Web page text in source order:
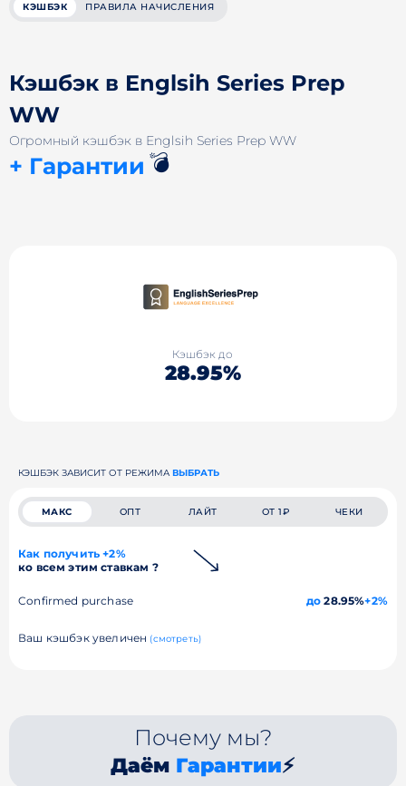
КЭШБЭК ПРАВИЛА НАЧИСЛЕНИЯ
Кэшбэк в Englsih Series Prep
WW
Огромный кэшбэк в Englsih Series Prep WW
+ Гарантии 💣
Кэшбэк до
28.95%
КЭШБЭК ЗАВИСИТ ОТ РЕЖИМА ВЫБРАТЬ
МАКС ОПТ ЛАЙТ ОТ 1₽ ЧЕКИ
Как получить +2%
ко всем этим ставкам ?
Confirmed purchase до 28.95%+2%
Ваш кэшбэк увеличен (смотреть)
Почему мы?
Даём Гарантии⚡